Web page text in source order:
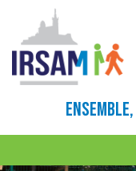
ENSEMBLE,